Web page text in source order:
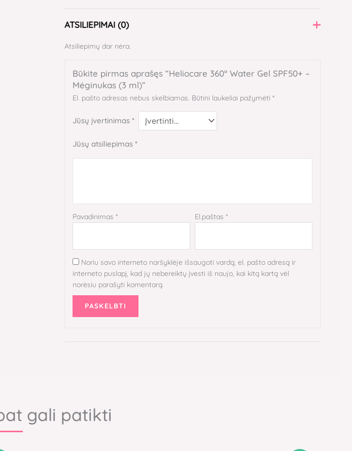
ATSILIEPIMAI (0)
Atsiliepimų dar nėra.
Būkite pirmas aprašęs “Heliocare 360° Water Gel SPF50+ –
Mėginukas (3 ml)”
El. pašto adresas nebus skelbiamas. Būtini laukeliai pažymėti *
Jūsų įvertinimas *
Jūsų atsiliepimas *
Pavadinimas * El.paštas*
Noriu savo interneto naršyklėje išsaugoti vardą, el. pašto adresą ir
interneto puslapį, kad jų nebereiktų įvesti iš naujo, kai kitą kartą vėl
norėsiu parašyti komentarą.
gali patikti